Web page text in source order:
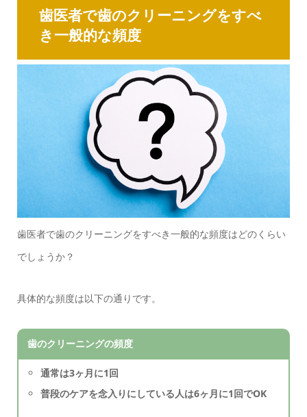
歯医者で歯のクリーニングをすべ
き一般的な頻度
歯医者で歯のクリーニングをすべき一般的な頻度はどのくらい
でしょうか？
具体的な頻度は以下の通りです。
歯のクリーニングの頻度
通常は3ヶ月に1回
普段のケアを念入りにしている人は6ヶ月に1回でOK